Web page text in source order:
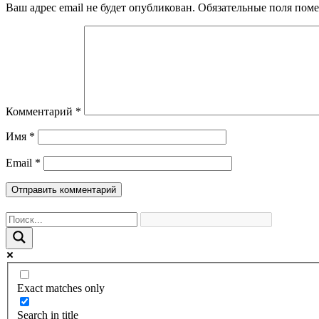
Ваш адрес email не будет опубликован. Обязательные поля
Комментарий *
Имя *
Email *
Exact matches only
Search in title